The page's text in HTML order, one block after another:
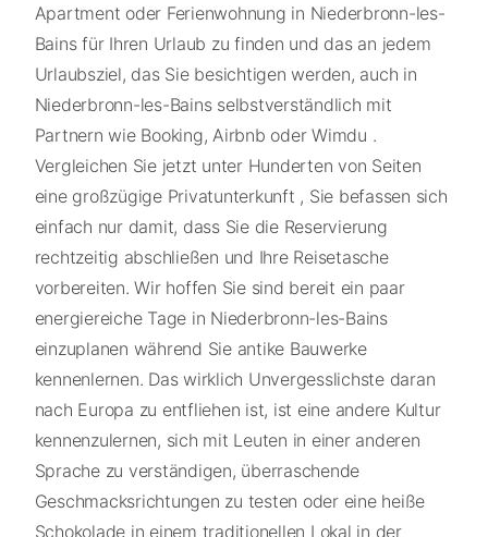
Apartment oder Ferienwohnung in Niederbronn-les-
Bains für Ihren Urlaub zu finden und das an jedem
Urlaubsziel, das Sie besichtigen werden, auch in
Niederbronn-les-Bains selbstverständlich mit
Partnern wie Booking, Airbnb oder Wimdu .
Vergleichen Sie jetzt unter Hunderten von Seiten
eine großzügige Privatunterkunft , Sie befassen sich
einfach nur damit, dass Sie die Reservierung
rechtzeitig abschließen und Ihre Reisetasche
vorbereiten. Wir hoffen Sie sind bereit ein paar
energiereiche Tage in Niederbronn-les-Bains
einzuplanen während Sie antike Bauwerke
kennenlernen. Das wirklich Unvergesslichste daran
nach Europa zu entfliehen ist, ist eine andere Kultur
kennenzulernen, sich mit Leuten in einer anderen
Sprache zu verständigen, überraschende
Geschmacksrichtungen zu testen oder eine heiße
Schokolade in einem traditionellen Lokal in der